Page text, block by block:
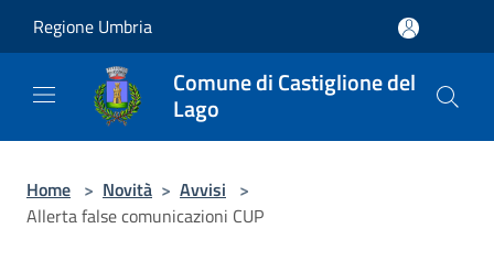
Regione Umbria
Comune di Castiglione del
Lago
Home > Novità > Avvisi >
Allerta false comunicazioni CUP